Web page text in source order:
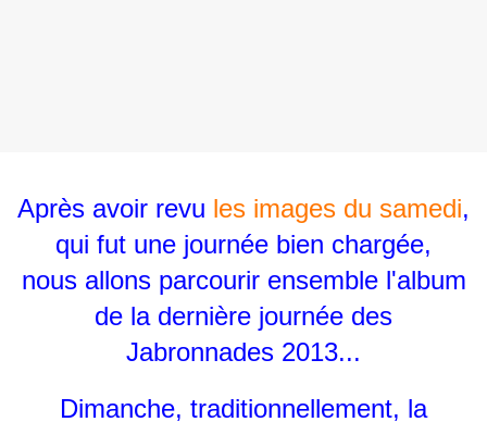
Après avoir revu les images du samedi,
qui fut une journée bien chargée,
nous allons parcourir ensemble l'album
de la dernière journée des
Jabronnades 2013...
Dimanche, traditionnellement, la